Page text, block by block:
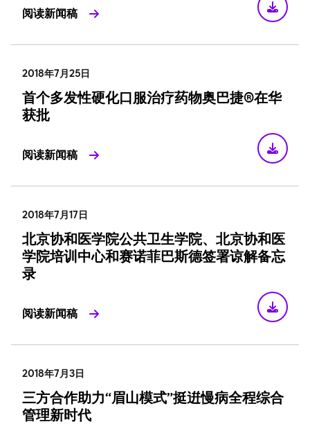
阅读新闻稿
2018年7月25日
首个多发性硬化口服治疗药物奥巴捷®在华
获批
阅读新闻稿
2018年7月17日
北京协和医学院公共卫生学院、北京协和医
学院培训中心和赛诺菲巴斯德签署谅解备忘
录
阅读新闻稿
2018年7月3日
三方合作助力“眉山模式”挺逬慢病全程综合
管理新时代